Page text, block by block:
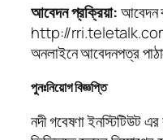
আবেদন প্রক্রিয়া:আবেদন
http://
অনলাইনে আবেদনপত্র
পুনঃনিয়োগ বিজ্ঞপ্তি
নদী গবেষণা ইনস্টিটিউট